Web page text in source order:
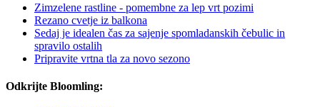
Zimzelene rastline - pomembne za lep vrt pozimi
Rezano cvetje iz balkona
Sedaj je idealen čas za sajenje spomladanskih čebulic in
spravilo ostalih
Pripravite vrtna tla za novo sezono
Odkrijte Bloomling: